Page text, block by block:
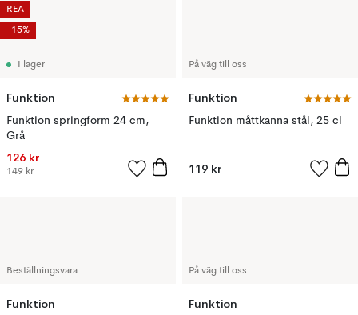
I lager
Funktion
Funktion springform 24 cm,
Grå
126 kr
149 kr
REA
-15%
På väg till oss
Funktion
Funktion måttkanna stål, 25 cl
119 kr
Beställningsvara
Funktion
På väg till oss
Funktion